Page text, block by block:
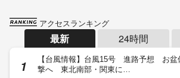
アクセスランキング
最新 24時間
【台風情報】台風15号 進路予想 お盆
撃へ 東北南部・関東に…